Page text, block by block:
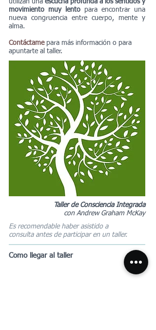
utilizan una escucha profunda a los sentidos y
movimiento muy lento para encontrar una
nueva congruencia entre cuerpo, mente y
alma.
Contáctamepara más información o para
apuntarte al taller.
Taller de Consciencia Integrada
con Andrew Graham McKay
Es recomendable haber asistido a
consulta antes de participar en un taller.
Como llegar al taller